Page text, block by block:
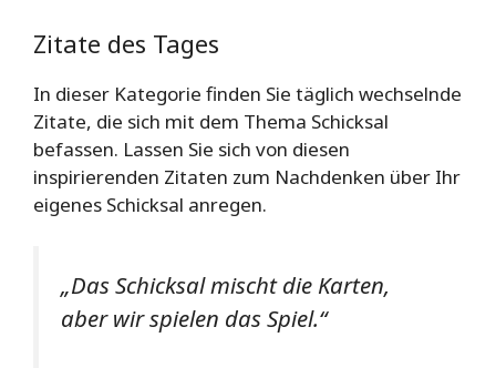
Zitate des Tages
In dieser Kategorie finden Sie täglich wechselnde
Zitate, die sich mit dem Thema Schicksal
befassen. Lassen Sie sich von diesen
inspirierenden Zitaten zum Nachdenken über Ihr
eigenes Schicksal anregen.
„Das Schicksal mischt die Karten,
aber wir spielen das Spiel.“